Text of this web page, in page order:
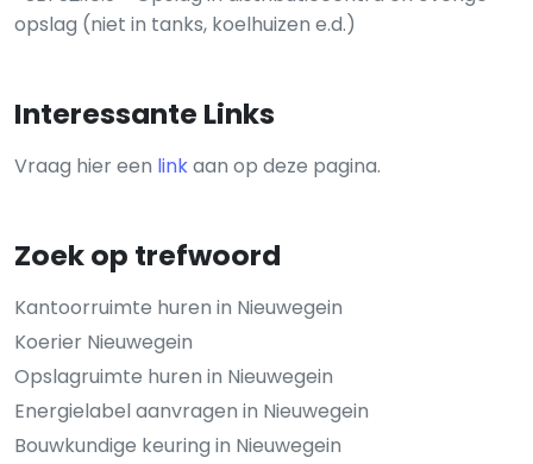
opslag (niet in tanks, koelhuizen e.d.)
Interessante Links
Vraag hier een linkaan op deze pagina.
Zoek op trefwoord
Kantoorruimte huren in Nieuwegein
Koerier Nieuwegein
Opslagruimte huren in Nieuwegein
Energielabel aanvragen in Nieuwegein
Bouwkundige keuring in Nieuwegein